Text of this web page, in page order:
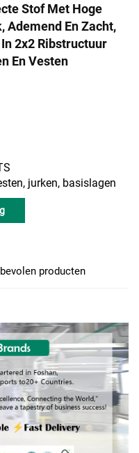
Stof Met Hoge
En Zacht,
2x2 Ribstructuur
En Vesten
jurken, basislagen
producten